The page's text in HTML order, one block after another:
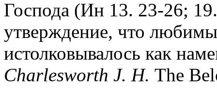
Господа (Ин 13. 23-26;
утверждение, что
истолковывалось как
Charlesworth J. Н. The